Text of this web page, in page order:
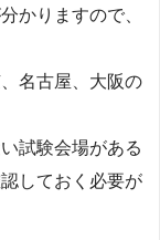
かりますので、
名古屋、大阪の
試験会場がある
しておく必要が